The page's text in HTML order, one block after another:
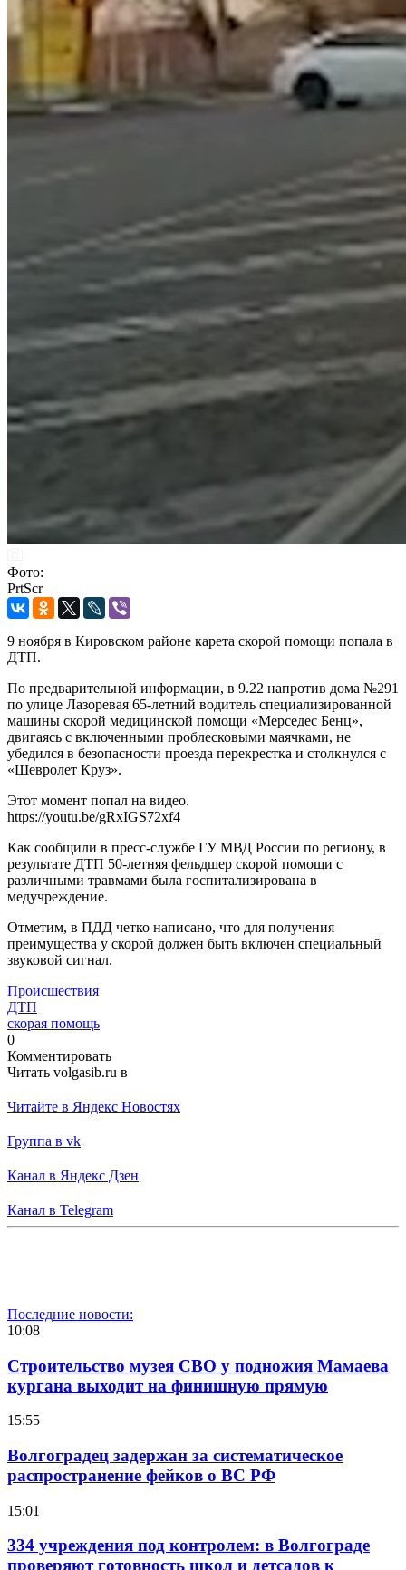
Фото:
PrtScr
9 ноября в Кировском районе карета скорой помощи попала в
ДТП.
По предварительной информации, в 9.22 напротив дома №291
по улице Лазоревая 65-летний водитель специализированной
машины скорой медицинской помощи «Мерседес Бенц»,
двигаясь с включенными проблесковыми маячками, не
убедился в безопасности проезда перекрестка и столкнулся с
«Шевролет Круз».
Этот момент попал на видео.
https://youtu.be/gRxIGS72xf4
Как сообщили в пресс-службе ГУ МВД России по региону, в
результате ДТП 50-летняя фельдшер скорой помощи с
различными травмами была госпитализирована в
медучреждение.
Отметим, в ПДД четко написано, что для получения
преимущества у скорой должен быть включен специальный
звуковой сигнал.
Происшествия
ДТП
скорая помощь
0
Комментировать
Читать volgasib.ru в
Читайте в Яндекс Новостях
Группа в vk
Канал в Яндекс Дзен
Канал в Telegram
Последние новости:
10:08
Строительство музея СВО у подножия Мамаева
кургана выходит на финишную прямую
15:55
Волгоградец задержан за систематическое
распространение фейков о ВС РФ
15:01
334 учреждения под контролем: в Волгограде
проверяют готовность школ и детсадов к